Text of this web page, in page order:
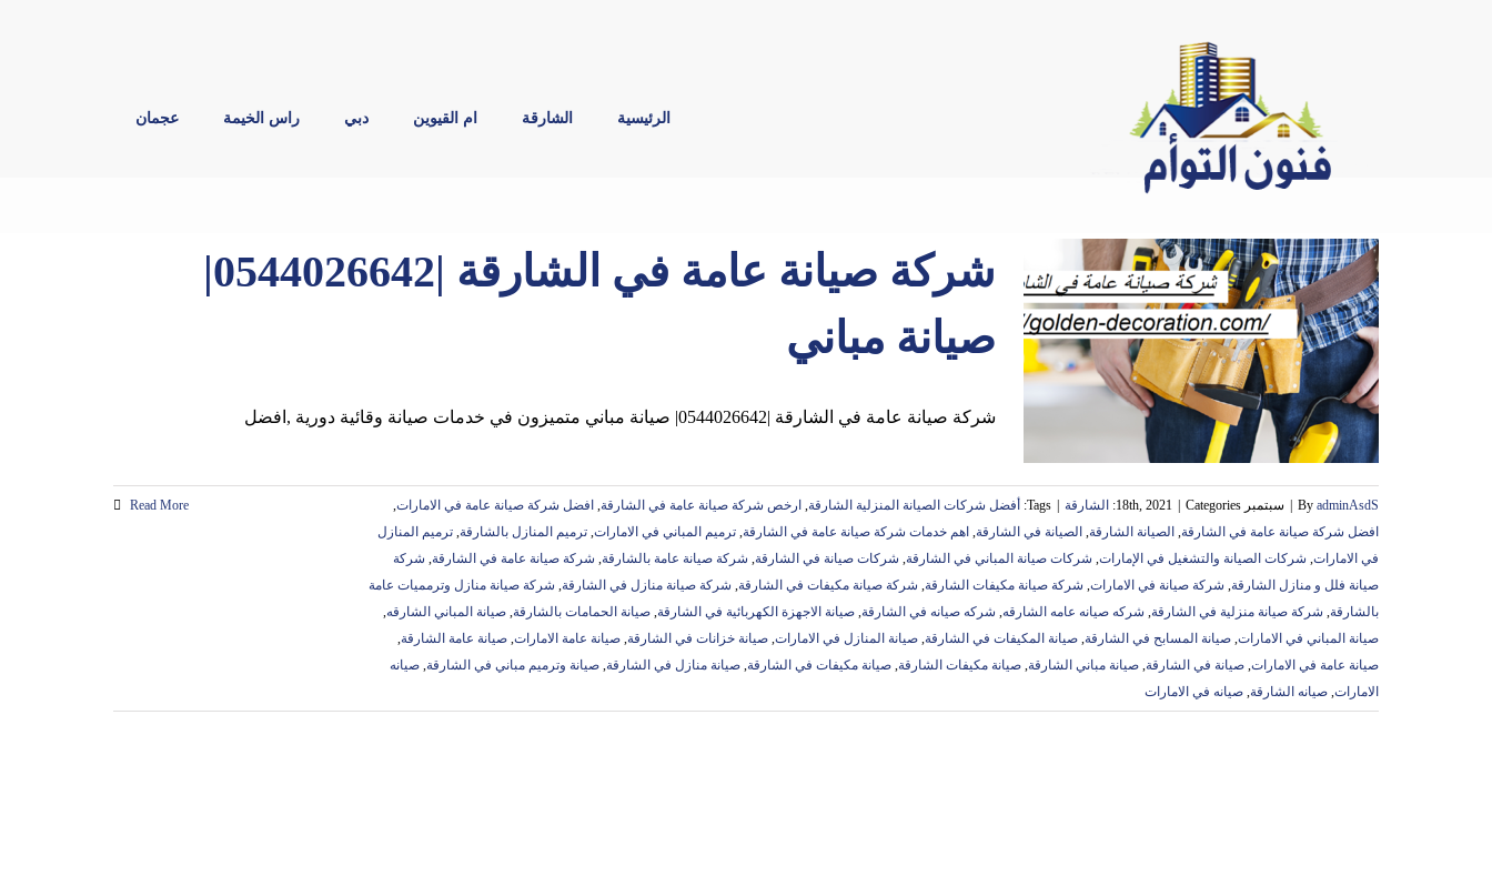
الرئيسية الشارقة ام القيوين دبي راس الخيمة عجمان
شركة صيانة عامة في الشارقة |0544026642|
صيانة مباني
شركة صيانة عامة في الشارقة |0544026642| صيانة مباني متميزون في خدمات صيانة وقائية دورية ,افضل
By adminAsdS سبتمبر 18th, 2021 Categories: الشارقة Tags: أفضل شركات الصيانة المنزلية الشارقة, ارخص شركة صيانة عامة في الشارقة, افضل شركة صيانة عامة في الامارات,
افضل شركة صيانة عامة في الشارقة, الصيانة الشارقة, الصيانة في الشارقة, اهم خدمات شركة صيانة عامة في الشارقة, ترميم المباني في الامارات, ترميم المنازل بالشارقة, ترميم المنازل
في الامارات, شركات الصيانة والتشغيل في الإمارات, شركات صيانة المباني في الشارقة, شركات صيانة في الشارقة, شركة صيانة عامة بالشارقة, شركة صيانة عامة في الشارقة, شركة
صيانة فلل و منازل الشارقة, شركة صيانة في الامارات, شركة صيانة مكيفات الشارقة, شركة صيانة مكيفات في الشارقة, شركة صيانة منازل في الشارقة, شركة صيانة منازل وترمميات عامة
بالشارقة, شركة صيانة منزلية في الشارقة, شركه صيانه عامه الشارقه, شركه صيانه في الشارقة, صيانة الاجهزة الكهربائية في الشارقة, صيانة الحمامات بالشارقة, صيانة المباني الشارقه,
صيانة المباني في الامارات, صيانة المسابح في الشارقة, صيانة المكيفات في الشارقة, صيانة المنازل في الامارات, صيانة خزانات في الشارقة, صيانة عامة الامارات, صيانة عامة الشارقة,
صيانة عامة في الامارات, صيانة في الشارقة, صيانة مباني الشارقة, صيانة مكيفات الشارقة, صيانة مكيفات في الشارقة, صيانة منازل في الشارقة, صيانة وترميم مباني في الشارقة, صيانه
الامارات, صيانه الشارقة, صيانه في الامارات
Read More